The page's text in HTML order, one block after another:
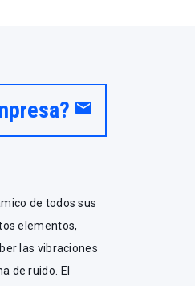
email
de todos sus
elementos,
las vibraciones
de ruido. El